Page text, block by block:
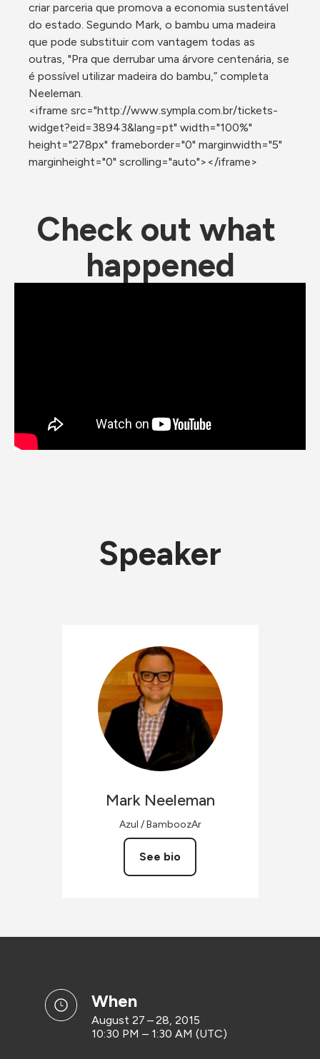
criar parceria que promova a economia sustentável
do estado. Segundo Mark, o bambu uma madeira
que pode substituir com vantagem todas as
outras, "Pra que derrubar uma árvore centenária, se
é possível utilizar madeira do bambu,” completa
<iframe src="http://www.sympla.com.br/tickets-
widget?eid=38943&lang=pt" width="100%"
height="278px" frameborder="0" marginwidth="5"
marginheight="0" scrolling="auto"></iframe>
Check out what
happened
Speaker
Mark Neeleman
Azul / BamboozAr
See bio
when
August 27 – 28, 2015
10:30 PM – 1:30 AM (UTC)